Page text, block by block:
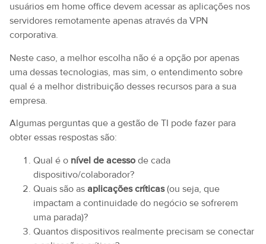
usuários em home office devem acessar as aplicações nos
servidores remotamente apenas através da VPN
corporativa.
Neste caso, a melhor escolha não é a opção por apenas
uma dessas tecnologias, mas sim, o entendimento sobre
qual é a melhor distribuição desses recursos para a sua
empresa.
Algumas perguntas que a gestão de TI pode fazer para
obter essas respostas são:
Qual é o nível de acesso de cada
dispositivo/colaborador?
Quais são as aplicações críticas(ou seja, que
impactam a continuidade do negócio se sofrerem
uma parada)?
Quantos dispositivos realmente precisam se conectar